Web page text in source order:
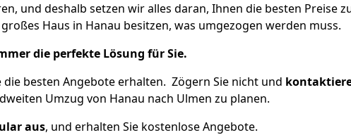
und deshalb setzen wir alles daran, Ihnen die besten Preise
Haus in Hanau besitzen, was umgezogen werden muss.
die perfekte Lösung für Sie.
die besten Angebote erhalten. Zögern Sie nicht und
Umzug von Hanau nach Ulmen zu planen.
aus, und erhalten Sie kostenlose Angebote.